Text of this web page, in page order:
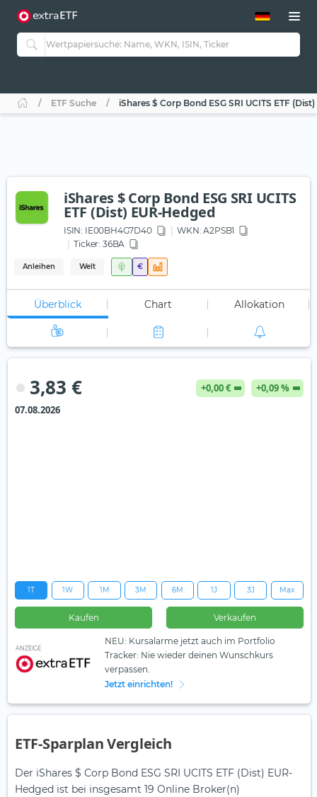
ETF-Guide 2.0
Guide Aktive ETFs
ETF-Sparpläne
ETF Suche iShares $ Corp Bond ESG SRI UCITS ETF
iShares $ Corp Bond ESG SRI UCITS
ETF (Dist) EUR-Hedged
ISIN: IE00BH4G7D40 WKN: A2PSB1
Ticker: 36BA
Anleihen Welt €
Überblick Chart Allokation
3,83 € +0,00 €
+0,09 %
07.08.2026
1T 1W 1M 3M 6M 1J 3J Max
Kaufen Verkaufen
ANZEIGE
NEU: Kursalarme jetzt auch im Portfolio
Tracker: Nie wieder deinen Wunschkurs
verpassen.
Jetzt einrichten!
ETF-Sparplan Vergleich
Der iShares $ Corp Bond ESG SRI UCITS ETF (Dist) EUR-
Hedged ist bei insgesamt 19 Online Broker(n)